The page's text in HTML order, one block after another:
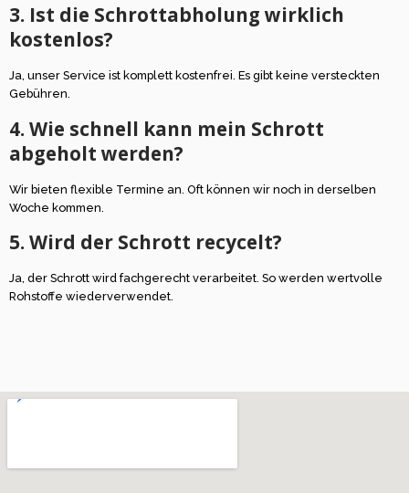
3. Ist die Schrottabholung wirklich
kostenlos?
Ja, unser Service ist komplett kostenfrei. Es gibt keine versteckten
Gebühren.
4. Wie schnell kann mein Schrott
abgeholt werden?
Wir bieten flexible Termine an. Oft können wir noch in derselben
Woche kommen.
5. Wird der Schrott recycelt?
Ja, der Schrott wird fachgerecht verarbeitet. So werden wertvolle
Rohstoffe wiederverwendet.